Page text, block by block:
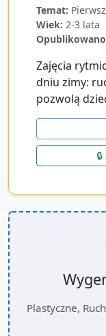
Temat:
Wiek: 2-3 lata
Zajęcia
dniu zimy:
pozwolą
Plastyczne,